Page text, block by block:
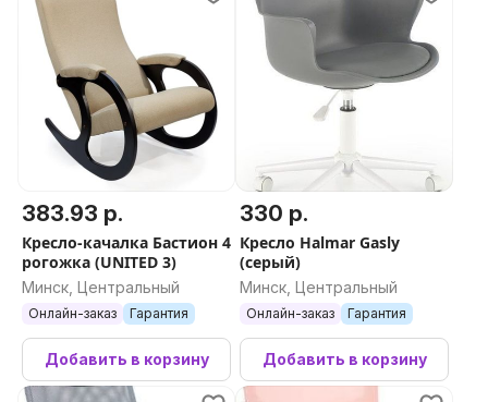
383.93 р.
Кресло-качалка Бастион 4
рогожка (UNITED 3)
Минск, Центральный
Онлайн-заказ Гарантия
Добавить в корзину
330 р.
Кресло Halmar Gasly
(серый)
Минск, Центральный
Онлайн-заказ Гарантия
Добавить в корзину